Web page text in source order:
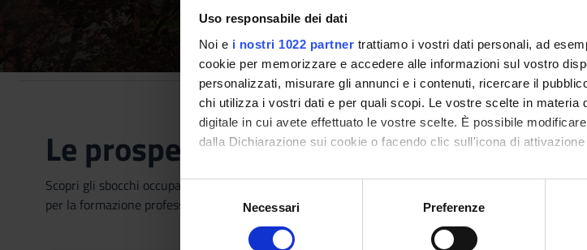
Uso responsabile dei dati
Noi e i nostri 1022 partner trattiamo i vostri dati personali, ad
cookie per memorizzare e accedere alle informazioni sul vostro
personalizzati, misurare gli annunci e i contenuti, ricercare il
chi utilizza i vostri dati e per quali scopi. Le vostre scelte in materia
digitale in cui avete effettuato le vostre scelte. È possibile
dalla Dichiarazione sui cookie o facendo clic sull'icona di
Con il tuo consenso, vorremmo anche:
raccogliere informazioni sulla tua posizione geografica, con
digitali).
S
e
Necessari Preferenze
Le prospettive
Scopri gli sbocchi occupazionali del Corso di Studi, l’offerta formativa delle Lauree Magistrali e i
per la formazione professionalizzante